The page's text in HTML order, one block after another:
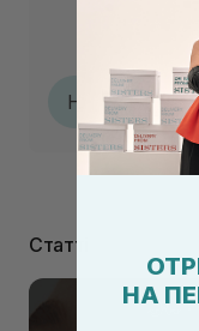
Н Наталія
29.07.2026,
Статті
НА